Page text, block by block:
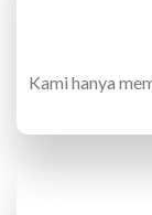
Kami hanya